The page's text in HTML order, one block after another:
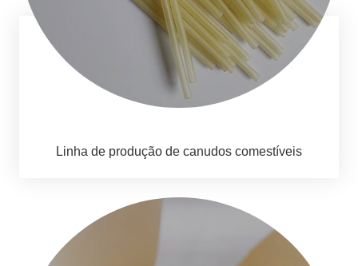
Linha de produção de canudos comestíveis